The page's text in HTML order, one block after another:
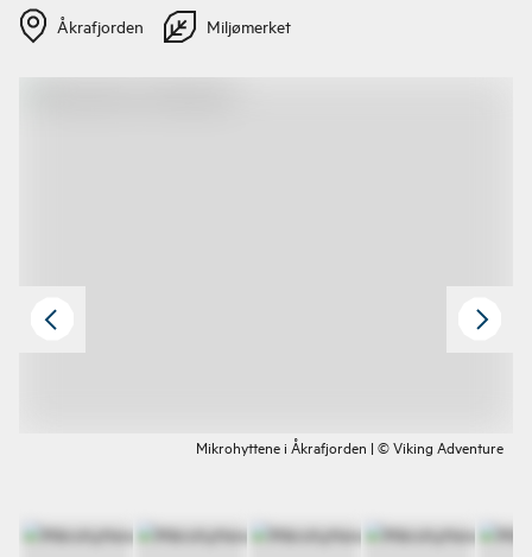
Åkrafjorden Miljømerket
Mikrohyttene i Åkrafjorden | © Viking Adventure